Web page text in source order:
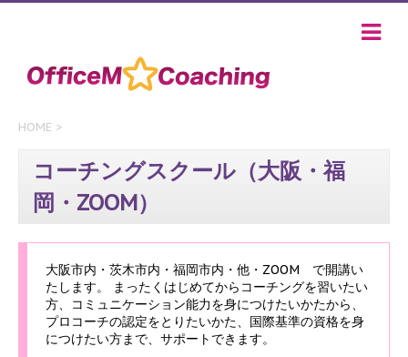
HOME >
コーチングスクール（大阪・福
岡・ZOOM）
大阪市内・茨木市内・福岡市内・他・ZOOM で開講い
たします。 まったくはじめてからコーチングを習いたい
方、コミュニケーション能力を身につけたいかたから、
プロコーチの認定をとりたいかた、国際基準の資格を身
につけたい方まで、サポートできます。